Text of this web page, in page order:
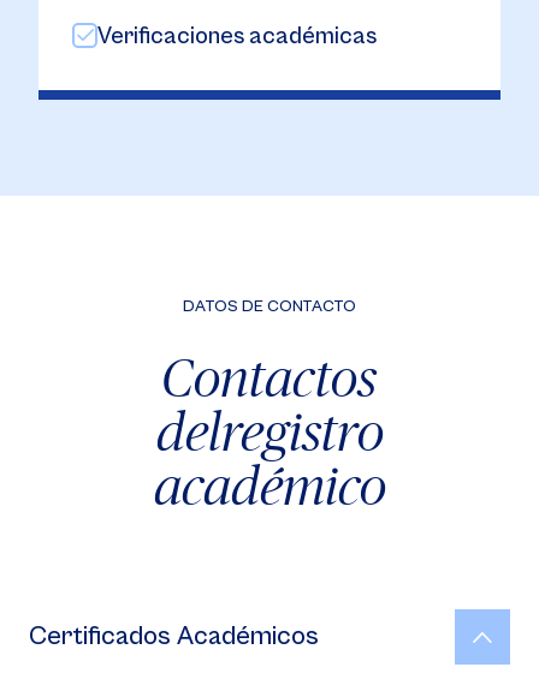
Verificaciones académicas
DATOS DE CONTACTO
Contactos
delregistro
académico
Certificados Académicos